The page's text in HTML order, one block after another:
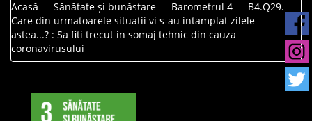
Acasă Sănătate și bunăstare Barometrul 4
B4.Q29.
Care din urmatoarele situatii vi s-au intamplat zilele
astea...? : Sa fiti trecut in somaj tehnic din cauza
coronavirusului